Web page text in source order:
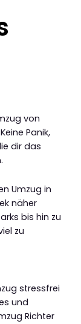
von
Panik,
dir das
Umzug in
näher
bis hin zu
zu
stressfrei
und
Richter